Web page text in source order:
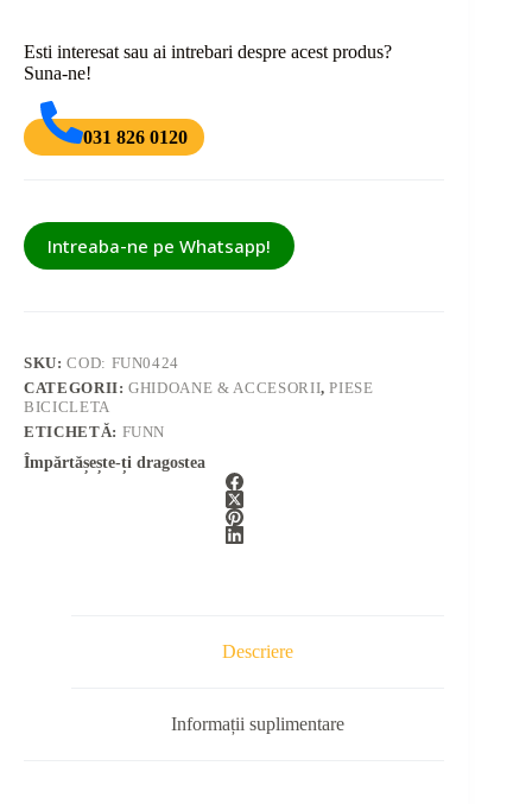
Esti interesat sau ai intrebari despre acest produs?
Suna-ne!
031 826 0120
Intreaba-ne pe Whatsapp!
SKU:COD: FUN0424
CATEGORII:GHIDOANE & ACCESORII,PIESE
BICICLETA
ETICHETĂ: FUNN
Împărtășește-ți dragostea
Descriere
Informații suplimentare